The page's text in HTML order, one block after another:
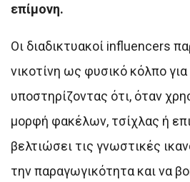
επίμονη.
Οι διαδικτυακοί influencers
νικοτίνη ως φυσικό κόλπο
υποστηρίζοντας ότι, όταν
μορφή φακέλων, τσίχλας ή
βελτιώσει τις γνωστικές
την παραγωγικότητα και να